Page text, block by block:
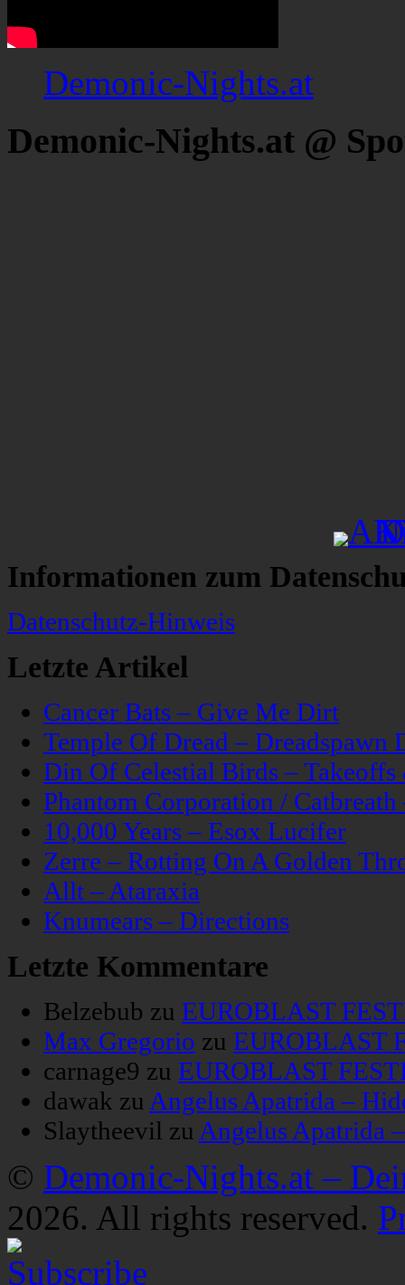
Demonic-Nights.at
Demonic-Nights.at @
Informationen zum
Datenschutz-Hinweis
Letzte Artikel
Cancer Bats – Give Me Dirt
Temple Of Dread – Dreadspawn
Din Of Celestial Birds –
Phantom Corporation /
10,000 Years – Esox Lucifer
Zerre – Rotting On A Golden
Allt – Ataraxia
Knumears – Directions
Letzte Kommentare
Belzebub zu EUROBLAST
Max Gregorio zu EUROBLAST
carnage9 zu EUROBLAST
dawak zu Angelus Apatrida –
Slaytheevil zu Angelus Apatrida
© Demonic-Nights.at –
2026. All rights reserved.